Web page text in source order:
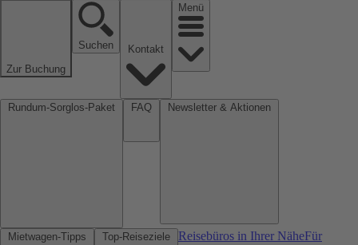
Zur Buchung
Suchen
Menü
Reisebüros in Ihrer NäheFür